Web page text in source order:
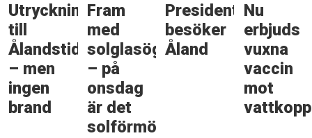
Utryckning
till
Ålandstidningen
– men
ingen
brand
Fram
med
solglasögonen
– på
onsdag
är det
solförmörkelse
Presidenten
besöker
Åland
Nu
erbjuds
vuxna
vaccin
mot